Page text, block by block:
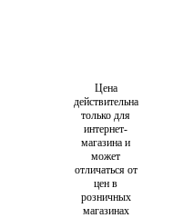
Цена
действительна
только для
интернет-
магазина и
может
отличаться от
цен в
розничных
магазинах